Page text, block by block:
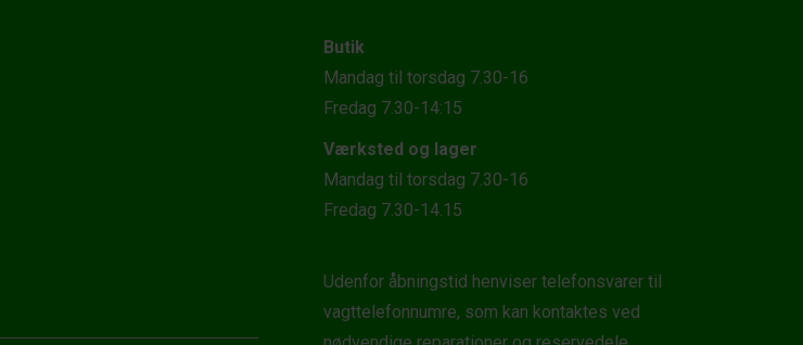
Butik
Mandag til torsdag 7.30-16
Fredag 7.30-14:15
Værksted og lager
Mandag til torsdag 7.30-16
Fredag 7.30-14.15
Udenfor åbningstid henviser telefonsvarer til
vagttelefonnumre, som kan kontaktes ved